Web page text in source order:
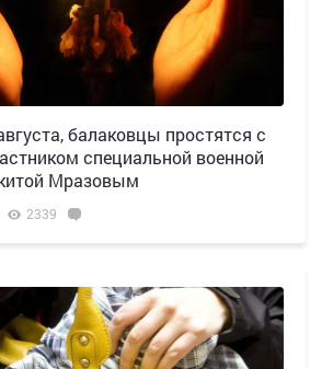
балаковцы простятся с
специальной военной
Мразовым
2339